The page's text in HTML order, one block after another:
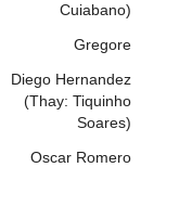
Cuiabano)
Gregore
Diego Hernandez
(Thay: Tiquinho
Soares)
Oscar Romero